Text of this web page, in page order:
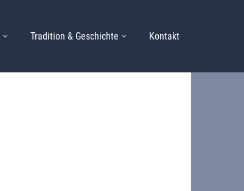
Tradition & Geschichte Kontakt